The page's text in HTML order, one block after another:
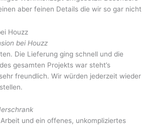
aber feinen Details die wir so gar nicht
bei Houzz
Die Lieferung ging schnell und die
gesamten Projekts war steht’s
freundlich. Wir würden jederzeit wieder
und ein offenes, unkompliziertes